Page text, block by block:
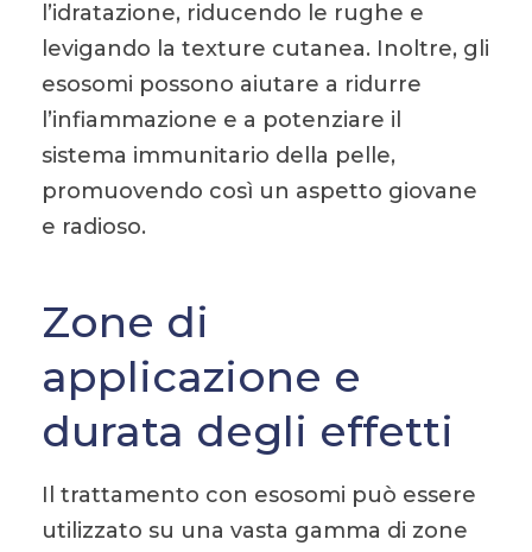
l’idratazione, riducendo le rughe e
levigando la texture cutanea. Inoltre, gli
esosomi possono aiutare a ridurre
l’infiammazione e a potenziare il
sistema immunitario della pelle,
promuovendo così un aspetto giovane
e radioso.
Zone di
applicazione e
durata degli effetti
Il trattamento con esosomi può essere
utilizzato su una vasta gamma di zone